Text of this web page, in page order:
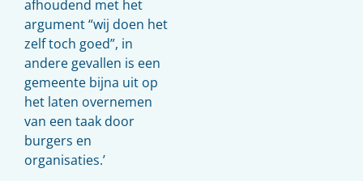
afhoudend met het
argument “wij doen het
zelf toch goed”, in
andere gevallen is een
gemeente bijna uit op
het laten overnemen
van een taak door
burgers en
organisaties.’